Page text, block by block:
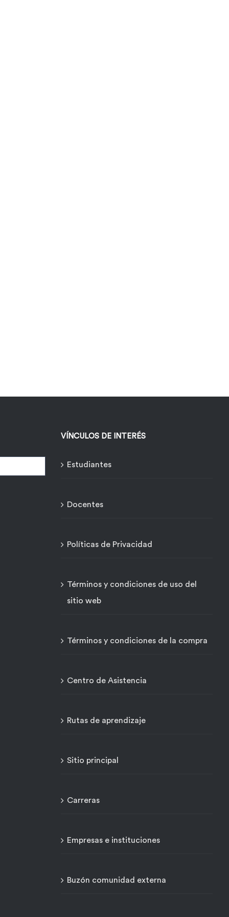
VÍNCULOS DE INTERÉS
Estudiantes
Docentes
Políticas de Privacidad
Términos y condiciones de uso del
sitio web
Términos y condiciones de la compra
Centro de Asistencia
Rutas de aprendizaje
Sitio principal
Carreras
Empresas e instituciones
Buzón comunidad externa